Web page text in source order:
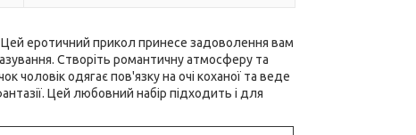
еротичний прикол принесе задоволення вам
Створіть романтичну атмосферу та
чоловік одягає пов'язку на очі коханої та веде
Цей любовний набір підходить і для